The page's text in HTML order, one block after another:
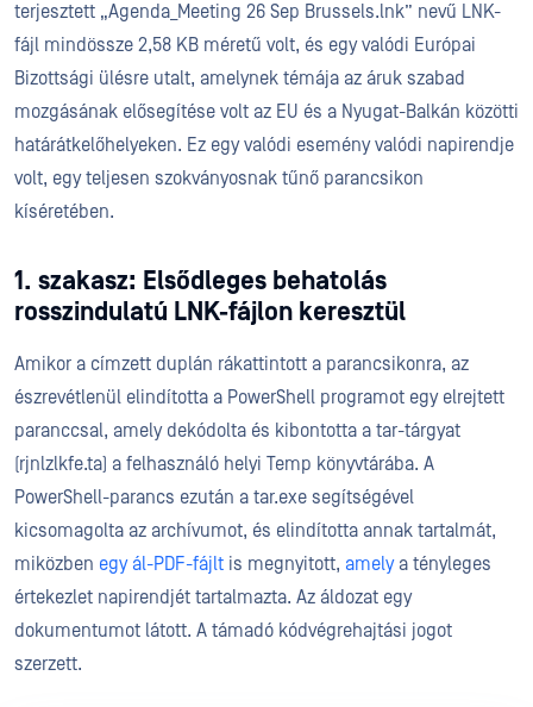
terjesztett „Agenda_Meeting 26 Sep Brussels.lnk” nevű LNK-
fájl mindössze 2,58 KB méretű volt, és egy valódi Európai
Bizottsági ülésre utalt, amelynek témája az áruk szabad
mozgásának elősegítése volt az EU és a Nyugat-Balkán közötti
határátkelőhelyeken. Ez egy valódi esemény valódi napirendje
volt, egy teljesen szokványosnak tűnő parancsikon
kíséretében.
1. szakasz: Elsődleges behatolás
rosszindulatú LNK-fájlon keresztül
Amikor a címzett duplán rákattintott a parancsikonra, az
észrevétlenül elindította a PowerShell programot egy elrejtett
paranccsal, amely dekódolta és kibontotta a tar-tárgyat
(rjnlzlkfe.ta) a felhasználó helyi Temp könyvtárába. A
PowerShell-parancs ezután a tar.exe segítségével
kicsomagolta az archívumot, és elindította annak tartalmát,
miközben egy ál-PDF-fájlt is megnyitott, amelya tényleges
értekezlet napirendjét tartalmazta. Az áldozat egy
dokumentumot látott. A támadó kódvégrehajtási jogot
szerzett.